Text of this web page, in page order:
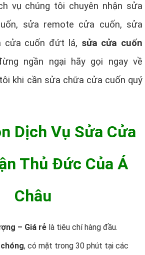
vụ chúng tôi chuyên nhận sửa
sửa remote cửa cuốn, sửa
cửa cuốn đứt lá, sửa cửa cuốn
ngần ngại hãy gọi ngay về
khi cần sửa chữa cửa cuốn quý
Dịch Vụ Sửa Cửa
Thủ Đức Của Á
Châu
– Giá rẻ là tiêu chí hàng đầu.
, có mặt trong 30 phút tại các